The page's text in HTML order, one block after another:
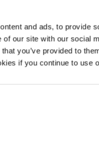
and ads, to provide
of our site with our social
you’ve provided to
if you continue to use
de Capteurs